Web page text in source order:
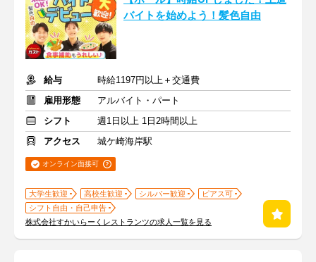
バイトを始めよう！髪色自由
給与
時給1197円以上＋交通費
雇用形態
アルバイト・パート
シフト
週1日以上 1日2時間以上
アクセス
城ケ崎海岸駅
オンライン面接可
大学生歓迎 高校生歓迎 シルバー歓迎
ピアス可
シフト自由・自己申告
株式会社すかいらーくレストランツの求人一覧を見る